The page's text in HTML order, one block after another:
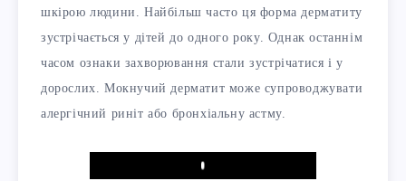
шкірою людини. Найбільш часто ця форма дерматиту
зустрічається у дітей до одного року. Однак останнім
часом ознаки захворювання стали зустрічатися і у
дорослих. Мокнучий дерматит може супроводжувати
алергічний риніт або бронхіальну астму.
Play